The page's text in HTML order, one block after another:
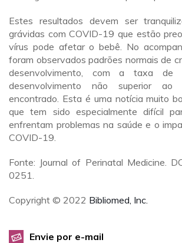
Estes resultados devem ser
grávidas com COVID-19 que estão
vírus pode afetar o bebê. No
foram observados padrões normais de
desenvolvimento, com a taxa de
desenvolvimento não superior
encontrado. Esta é uma notícia muito
que tem sido especialmente difícil
enfrentam problemas na saúde e o
COVID-19.
Fonte: Journal of Perinatal Medicine.
0251.
Copyright © 2022 Bibliomed, Inc.
Envie por e-mail